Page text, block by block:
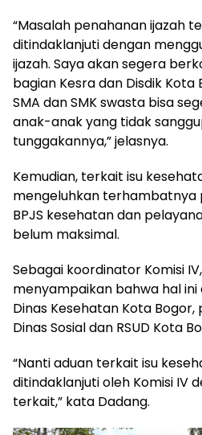
“Masalah penahanan ijazah
ditindaklanjuti dengan
ijazah. Saya akan segera
bagian Kesra dan Disdik Kota
SMA dan SMK swasta bisa
anak-anak yang tidak
tunggakannya,” jelasnya.
Kemudian, terkait isu
mengeluhkan
BPJS kesehatan dan
belum maksimal.
Sebagai koordinator Komisi
menyampaikan bahwa hal
Dinas Kesehatan Kota Bogor,
Dinas Sosial dan RSUD Kota
“Nanti aduan terkait isu
ditindaklanjuti oleh Komisi IV
terkait,” kata Dadang.